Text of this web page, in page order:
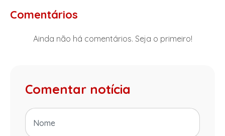
Comentários
Ainda não há comentários. Seja o primeiro!
Comentar notícia